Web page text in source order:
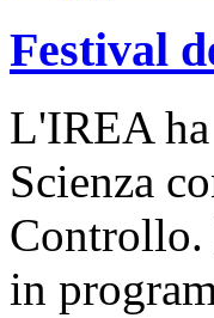
Festival
L'IREA
Scienza
Controllo.
in